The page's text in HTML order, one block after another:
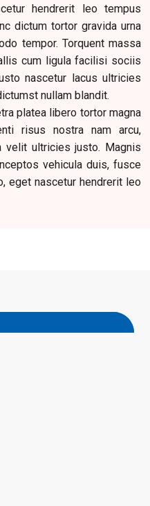
hendrerit leo tempus
dictum tortor gravida urna
tempor. Torquent massa
cum ligula facilisi sociis
nascetur lacus ultricies
nullam blandit.
platea libero tortor magna
risus nostra nam arcu,
velit ultricies justo. Magnis
vehicula duis, fusce
eget nascetur hendrerit leo